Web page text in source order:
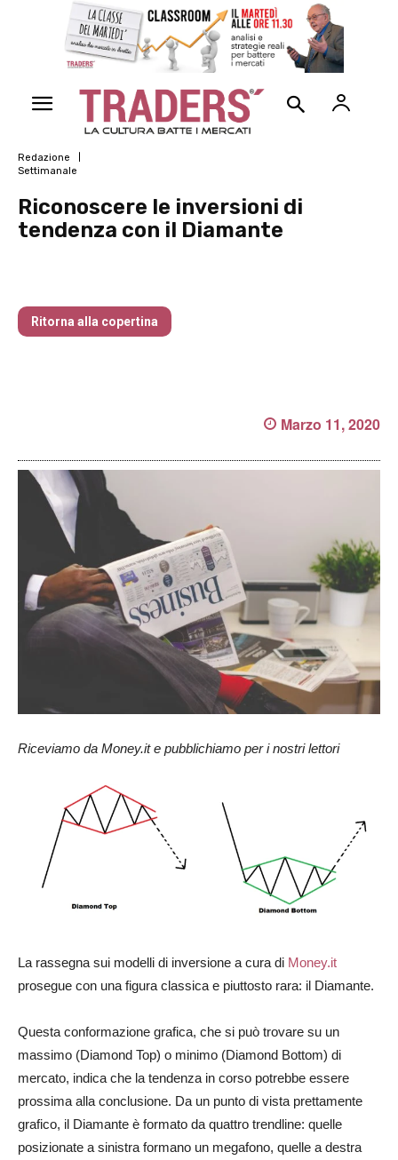
Redazione
Settimanale
Riconoscere le inversioni di
tendenza con il Diamante
Ritorna alla copertina
Marzo 11, 2020
Riceviamo da Money.it e pubblichiamo per i nostri lettori
La rassegna sui modelli di inversione a cura di Money.it
prosegue con una figura classica e piuttosto rara: il Diamante.
Questa conformazione grafica, che si può trovare su un
massimo (Diamond Top) o minimo (Diamond Bottom) di
mercato, indica che la tendenza in corso potrebbe essere
prossima alla conclusione. Da un punto di vista prettamente
grafico, il Diamante è formato da quattro trendline: quelle
posizionate a sinistra formano un megafono, quelle a destra